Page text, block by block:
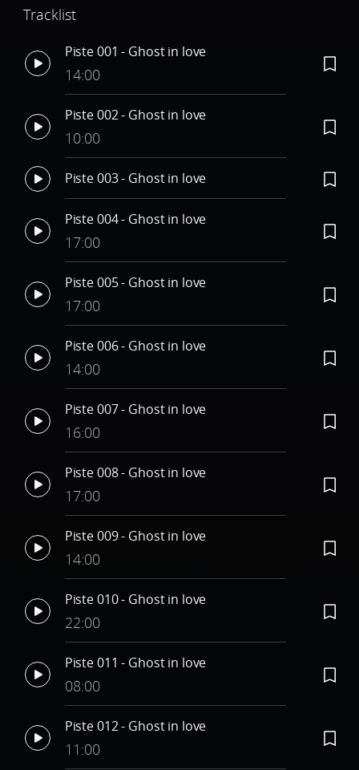
Tracklist
Piste 001 - Ghost in love
14:00
Piste 002 - Ghost in love
10:00
Piste 003 - Ghost in love
Piste 004 - Ghost in love
17:00
Piste 005 - Ghost in love
17:00
Piste 006 - Ghost in love
14:00
Piste 007 - Ghost in love
16:00
Piste 008 - Ghost in love
17:00
Piste 009 - Ghost in love
14:00
Piste 010 - Ghost in love
22:00
Piste 011 - Ghost in love
08:00
Piste 012 - Ghost in love
11:00